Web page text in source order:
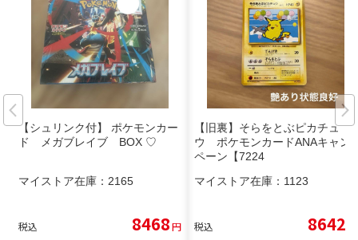
【シュリンク付】 ポケモンカー
ド メガブレイブ BOX ♡
マイストア在庫： 2165
税込 8468円
【旧裏】そらをとぶピカチュ
ウ ポケモンカードANAキャン
ペーン【7224
マイストア在庫： 1123
税込 8642